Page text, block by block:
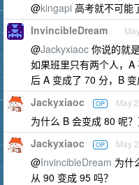
@kingapi 高考就不可能
InvincibleDream
@Jackyxiaoc 你说的就
如果班里只有两个人，
后 A 变成了 70 分，B
Jackyxiaoc OP May
为什么 B 会变成 80 呢
Jackyxiaoc OP May
@InvincibleDream 为什
从 90 变成 95 吗？